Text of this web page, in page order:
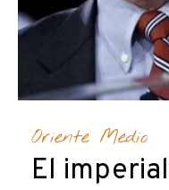
Oriente Medio
El